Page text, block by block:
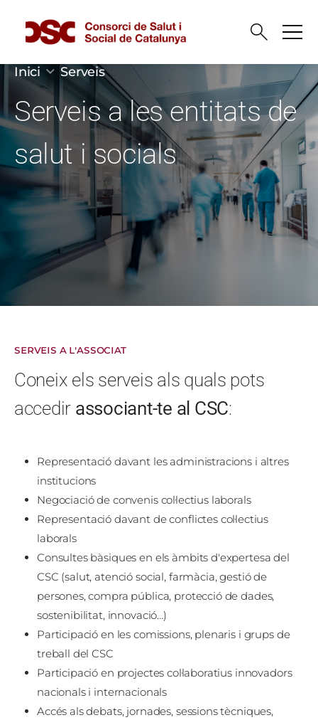
Fil d'ariadna
Inici Serveis
Serveis a les entitats de
salut i socials
SERVEIS A L'ASSOCIAT
Coneix els serveis als quals pots
accedir associant-te al CSC:
Representació davant les administracions i altres
institucions
Negociació de convenis col·lectius laborals
Representació davant de conflictes col·lectius
laborals
Consultes bàsiques en els àmbits d'expertesa del
CSC (salut, atenció social, farmàcia, gestió de
persones, compra pública, protecció de dades,
sostenibilitat, innovació…)
Participació en les comissions, plenaris i grups de
treball del CSC
Participació en projectes col·laboratius innovadors
nacionals i internacionals
Accés als debats, jornades, sessions tècniques,